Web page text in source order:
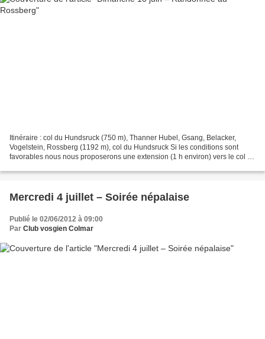
Itinéraire : col du Hundsruck (750 m), Thanner Hubel, Gsang, Belacker,
Vogelstein, Rossberg (1192 m), col du Hundsruck Si les conditions sont
favorables nous nous proposerons une extension (1 h environ) vers le col de
Mercredi 4 juillet – Soirée népalaise
Publié le 02/06/2012 à 09:00
Par Club vosgien Colmar